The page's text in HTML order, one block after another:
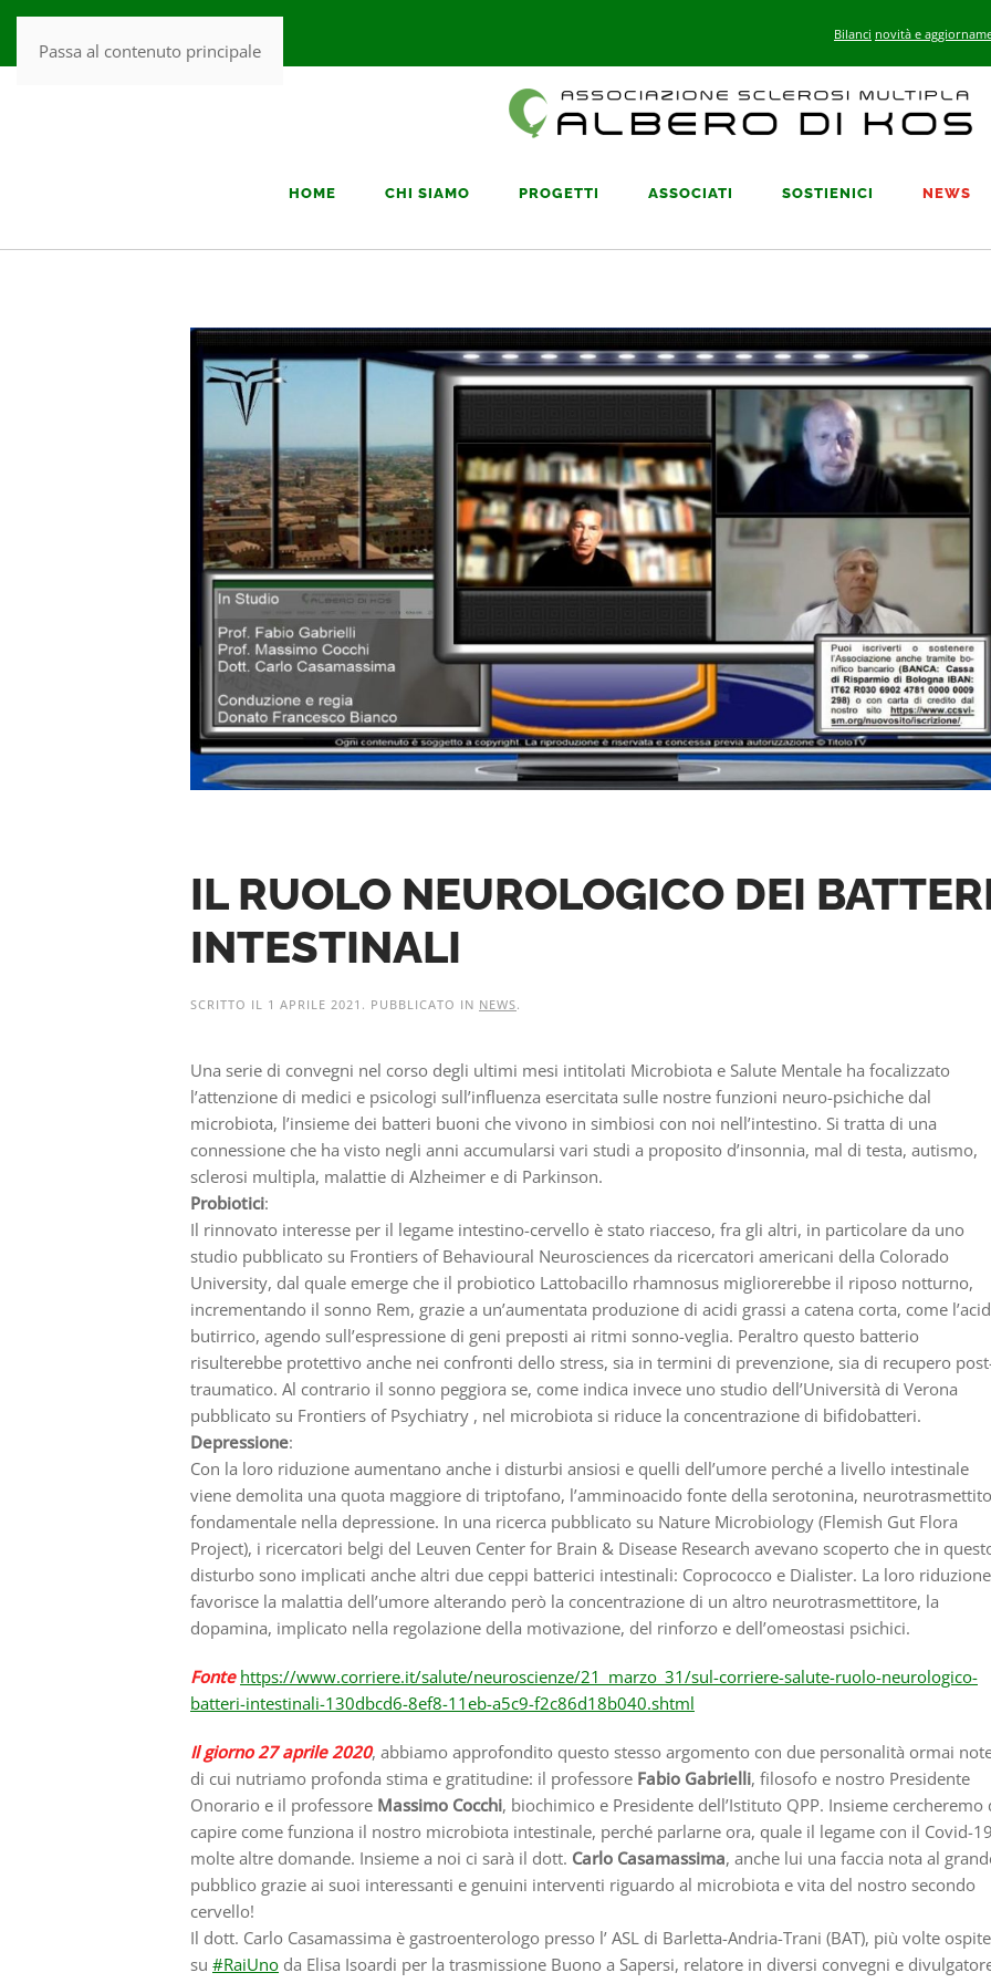
Passa al contenuto principale
Bilanci novità e
HOME CHI SIAMO PROGETTI ASSOCIATI SOSTIENICI NEWS
IL RUOLO NEUROLOGICO DEI
INTESTINALI
SCRITTO IL 1 APRILE 2021 . PUBBLICATO IN NEWS.
Una serie di convegni nel corso degli ultimi mesi intitolati Microbiota e Salute Mentale ha focalizzato
l’attenzione di medici e psicologi sull’influenza esercitata sulle nostre funzioni neuro-psichiche dal
microbiota, l’insieme dei batteri buoni che vivono in simbiosi con noi nell’intestino. Si tratta di una
connessione che ha visto negli anni accumularsi vari studi a proposito d’insonnia, mal di testa, autismo,
sclerosi multipla, malattie di Alzheimer e di Parkinson.
Probiotici:
Il rinnovato interesse per il legame intestino-cervello è stato riacceso, fra gli altri, in particolare da uno
studio pubblicato su Frontiers of Behavioural Neurosciences da ricercatori americani della Colorado
University, dal quale emerge che il probiotico Lattobacillo rhamnosus migliorerebbe il riposo notturno,
incrementando il sonno Rem, grazie a un’aumentata produzione di acidi grassi a catena corta, come
butirrico, agendo sull’espressione di geni preposti ai ritmi sonno-veglia. Peraltro questo batterio
risulterebbe protettivo anche nei confronti dello stress, sia in termini di prevenzione, sia di recupero
traumatico. Al contrario il sonno peggiora se, come indica invece uno studio dell’Università di Verona
pubblicato su Frontiers of Psychiatry , nel microbiota si riduce la concentrazione di bifidobatteri.
Depressione:
Con la loro riduzione aumentano anche i disturbi ansiosi e quelli dell’umore perché a livello intestinale
viene demolita una quota maggiore di triptofano, l’amminoacido fonte della serotonina,
fondamentale nella depressione. In una ricerca pubblicato su Nature Microbiology (Flemish Gut Flora
Project), i ricercatori belgi del Leuven Center for Brain & Disease Research avevano scoperto che in
disturbo sono implicati anche altri due ceppi batterici intestinali: Coprococco e Dialister. La loro riduzione
favorisce la malattia dell’umore alterando però la concentrazione di un altro neurotrasmettitore, la
dopamina, implicato nella regolazione della motivazione, del rinforzo e dell’omeostasi psichici.
Fonte https://www.corriere.it/salute/neuroscienze/21_marzo_31/sul-corriere-salute-ruolo-neurologico-
batteri-intestinali-130dbcd6-8ef8-11eb-a5c9-f2c86d18b040.shtml
Il giorno 27 aprile 2020, abbiamo approfondito questo stesso argomento con due personalità ormai
di cui nutriamo profonda stima e gratitudine: il professore Fabio Gabrielli, filosofo e nostro Presidente
Onorario e il professore Massimo Cocchi, biochimico e Presidente dell’Istituto QPP. Insieme cercheremo
capire come funziona il nostro microbiota intestinale, perché parlarne ora, quale il legame con il Covid-
molte altre domande. Insieme a noi ci sarà il dott. Carlo Casamassima, anche lui una faccia nota al
pubblico grazie ai suoi interessanti e genuini interventi riguardo al microbiota e vita del nostro secondo
cervello!
Il dott. Carlo Casamassima è gastroenterologo presso l’ ASL di Barletta-Andria-Trani (BAT), più volte ospite
su #RaiUno da Elisa Isoardi per la trasmissione Buono a Sapersi, relatore in diversi convegni e